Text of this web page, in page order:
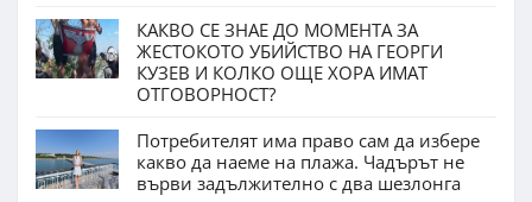
КАКВО СЕ ЗНАЕ ДО МОМЕНТА ЗА
ЖЕСТОКОТО УБИЙСТВО НА ГЕОРГИ
КУЗЕВ И КОЛКО ОЩЕ ХОРА ИМАТ
ОТГОВОРНОСТ?
Потребителят има право сам да избере
какво да наеме на плажа. Чадърът не
върви задължително с два шезлонга